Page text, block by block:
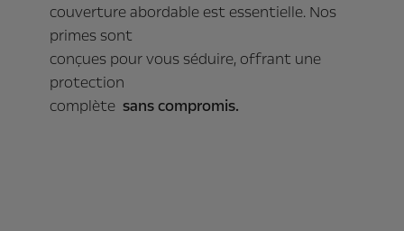
couverture abordable est essentielle. Nos
primes sont
conçues pour vous séduire, offrant une
protection
complètesans compromis.